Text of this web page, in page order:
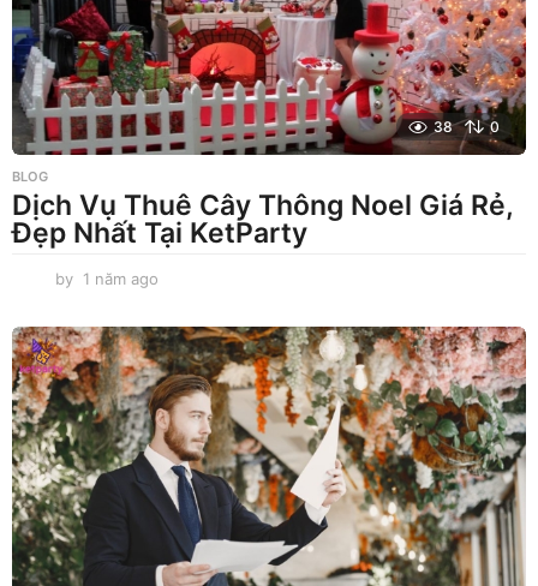
38 0
BLOG
Dịch Vụ Thuê Cây Thông Noel Giá Rẻ,
Đẹp Nhất Tại KetParty
by 1 năm ago
ă
m
a
g
o